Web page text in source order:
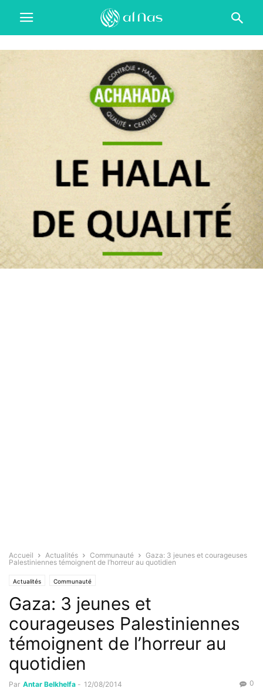
Accueil Actualités Communauté
Gaza: 3 jeunes et courageuses
Palestiniennes témoignent de l’horreur au quotidien
Actualités Communauté
Gaza: 3 jeunes et
courageuses Palestiniennes
témoignent de l’horreur au
quotidien
Par Antar Belkhelfa - 12/08/2014 0